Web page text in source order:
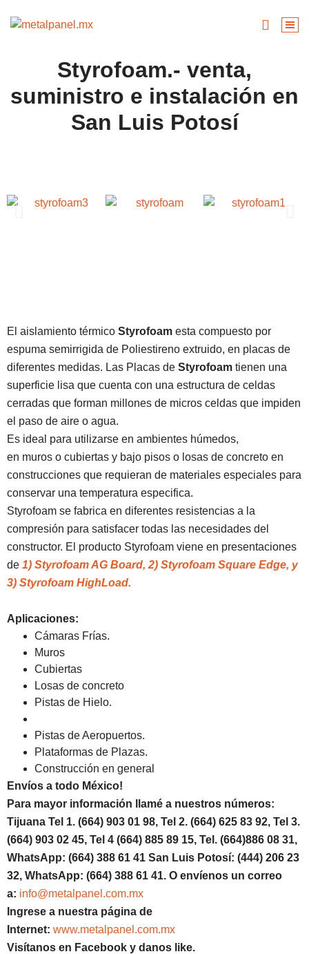
Styrofoam.- venta,
suministro e instalación en
San Luis Potosí
El aislamiento térmico Styrofoam esta compuesto por
espuma semirrigida de Poliestireno extruido, en placas de
diferentes medidas. Las Placas de Styrofoam tienen una
superficie lisa que cuenta con una estructura de celdas
cerradas que forman millones de micros celdas que impiden
el paso de aire o agua.
Es ideal para utilizarse en ambientes húmedos,
en muros o cubiertas y bajo pisos o losas de concreto en
construcciones que requieran de materiales especiales para
conservar una temperatura especifica.
Styrofoam se fabrica en diferentes resistencias a la
compresión para satisfacer todas las necesidades del
constructor. El producto Styrofoam viene en presentaciones
de 1) Styrofoam AG Board, 2) Styrofoam Square Edge, y
3) Styrofoam HighLoad.
Aplicaciones:
Cámaras Frías.
Muros
Cubiertas
Losas de concreto
Pistas de Hielo.
Pistas de Aeropuertos.
Plataformas de Plazas.
Construcción en general
Envíos a todo México!
Para mayor información llamé a nuestros números:
Tijuana Tel 1. (664) 903 01 98, Tel 2. (664) 625 83 92, Tel 3.
(664) 903 02 45, Tel 4 (664) 885 89 15, Tel. (664)886 08 31,
WhatsApp: (664) 388 61 41 San Luis Potosí: (444) 206 23
32, WhatsApp: (664) 388 61 41. O envíenos un correo
a: info@metalpanel.com.mx
Ingrese a nuestra página de
Internet: www.metalpanel.com.mx
Visítanos en Facebook y danos like.